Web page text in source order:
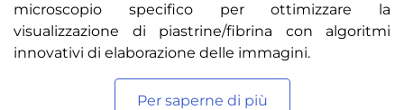
microscopio specifico per ottimizzare la
visualizzazione di piastrine/fibrina con algoritmi
innovativi di elaborazione delle immagini.
Per saperne di più